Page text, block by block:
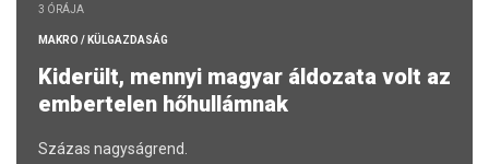
3 ÓRÁJA
MAKRO / KÜLGAZDASÁG
Kiderült, mennyi magyar áldozata volt az
embertelen hőhullámnak
Százas nagyságrend.